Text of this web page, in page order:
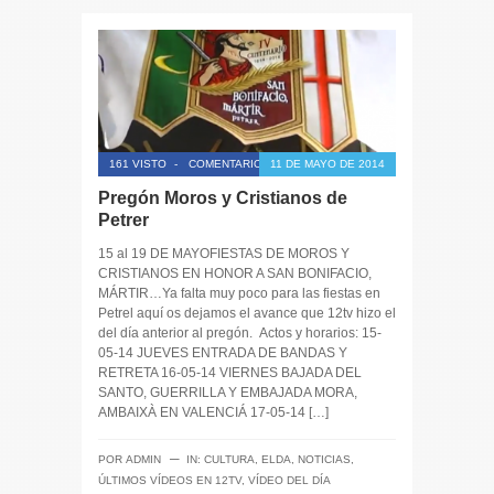
161 VISTO - COMENTARIOS CERRADOS
11 DE MAYO DE 2014
Pregón Moros y Cristianos de
Petrer
15 al 19 DE MAYOFIESTAS DE MOROS Y
CRISTIANOS EN HONOR A SAN BONIFACIO,
MÁRTIR…Ya falta muy poco para las fiestas en
Petrel aquí os dejamos el avance que 12tv hizo el
del día anterior al pregón. Actos y horarios: 15-
05-14 JUEVES ENTRADA DE BANDAS Y
RETRETA 16-05-14 VIERNES BAJADA DEL
SANTO, GUERRILLA Y EMBAJADA MORA,
AMBAIXÀ EN VALENCIÁ 17-05-14 […]
POR ADMIN ─ IN: CULTURA ELDA NOTICIAS
ÚLTIMOS VÍDEOS EN 12TV, VÍDEO DEL DÍA